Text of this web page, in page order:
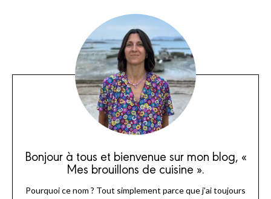
Bonjour à tous et bienvenue sur mon blog, «
Mes brouillons de cuisine ».
Pourquoi ce nom ? Tout simplement parce que j'ai toujours